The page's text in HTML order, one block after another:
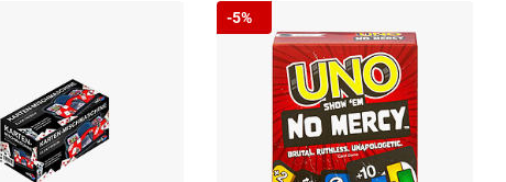
-5%